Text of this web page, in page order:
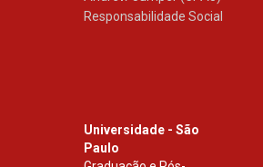
Responsabilidade Social
Universidade - São
Paulo